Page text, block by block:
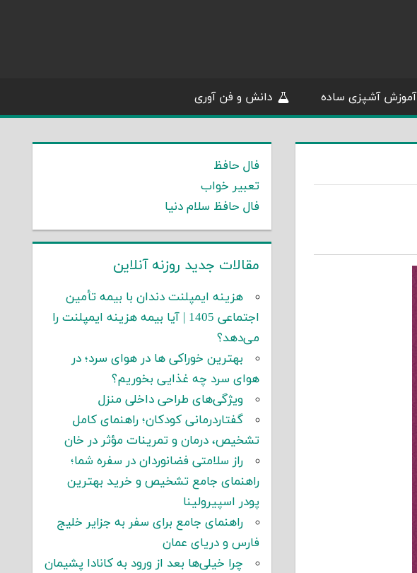
آموزش آشپزی ساده دانش و فن آوری
فال حافظ
تعبیر خواب
فال حافظ سلام دنیا
مقالات جدید روزنه آنلاین
هزینه ایمپلنت دندان با بیمه تأمین
اجتماعی 1405 | آیا بیمه هزینه ایمپلنت را
می‌دهد؟
بهترین خوراکی ها در هوای سرد؛ در
هوای سرد چه غذایی بخوریم؟
ویژگی‌های طراحی داخلی منزل
گفتاردرمانی کودکان؛ راهنمای کامل
تشخیص، درمان و تمرینات مؤثر در خان
راز سلامتی فضانوردان در سفره شما؛
راهنمای جامع تشخیص و خرید بهترین
پودر اسپیرولینا
راهنمای جامع برای سفر به جزایر خلیج
فارس و دریای عمان
چرا خیلی‌ها بعد از ورود به کانادا پشیمان